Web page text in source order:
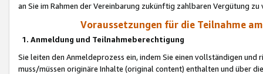
an Sie im Rahmen der Vereinbarung zukünftig zahlbaren Vergütung zu
Voraussetzungen für die Teilnahme
1. Anmeldung und Teilnahmeberechtigung
Sie leiten den Anmeldeprozess ein, indem Sie einen vollständigen
muss/müssen originäre Inhalte (original content) enthalten und über